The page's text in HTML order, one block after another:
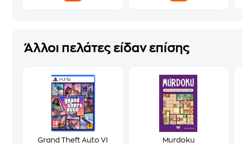
Άλλοι πελάτες είδαν επίσης
Grand Theft Auto VI
Murdoku